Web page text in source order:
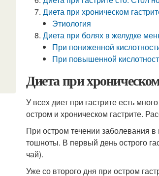
Диета при хроническом
Этиология
Диета при болях в желудке
При пониженной
При повышенной
Диета при
У всех диет при гастрите есть
остром и хроническом гастрите.
При остром течении заболевания
тошноты. В первый день острого
чай).
Уже со второго дня при остром